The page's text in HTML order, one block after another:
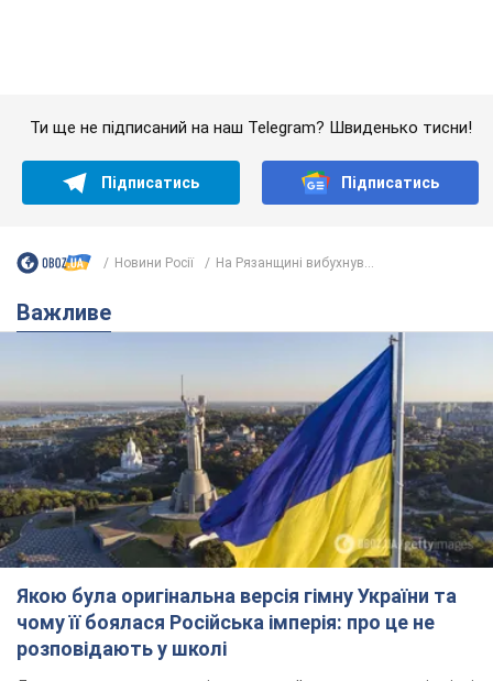
чому її боялася Російська імперія: про це не
Державним символом є тільки перший куплет та приспів пісні
5 годин тому 22,2 т.
Олександру Пономарьову – 53: що
відомо про трьох дітей секс-
символа 90-х та який вигляд вони
мають
За розвитком кар'єри артист не забував про
особисте щастя
10 годин тому 8,9 т.